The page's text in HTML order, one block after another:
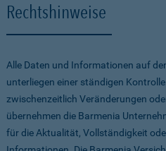
Rechtshinweise
Alle Daten und Informationen auf
unterliegen einer ständigen
zwischenzeitlich Veränderungen
übernehmen die Barmenia
für die Aktualität, Vollständigkeit